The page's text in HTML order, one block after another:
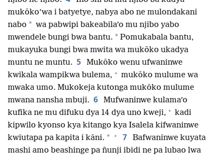
mukōko’wa i batyetye, nabya abo ne mulondakani
nabo * wa pabwipi bakeabila’o mu njibo yabo
mwendele bungi bwa bantu. * Pomukabala bantu,
mukayuka bungi bwa mwita wa mukōko ukadya
muntu ne muntu. 5
Mukōko wenu ufwaninwe
kwikala wampikwa bulema, + mukōko mulume wa
mwaka umo. Mukokeja kutonga mukōko mulume
mwana nansha mbuji. 6
Mufwaninwe kulama’o
kufika ne mu difuku dya 14 dya uno kweji, + kadi
kipwilo kyonso kya kitango kya Isalela kifwaninwe
kwiutapa pa kapita i kāni. * + 7
Bafwaninwe kuyata
mashi amo beashinge pa ñunji ibidi ne pa lubao lwa